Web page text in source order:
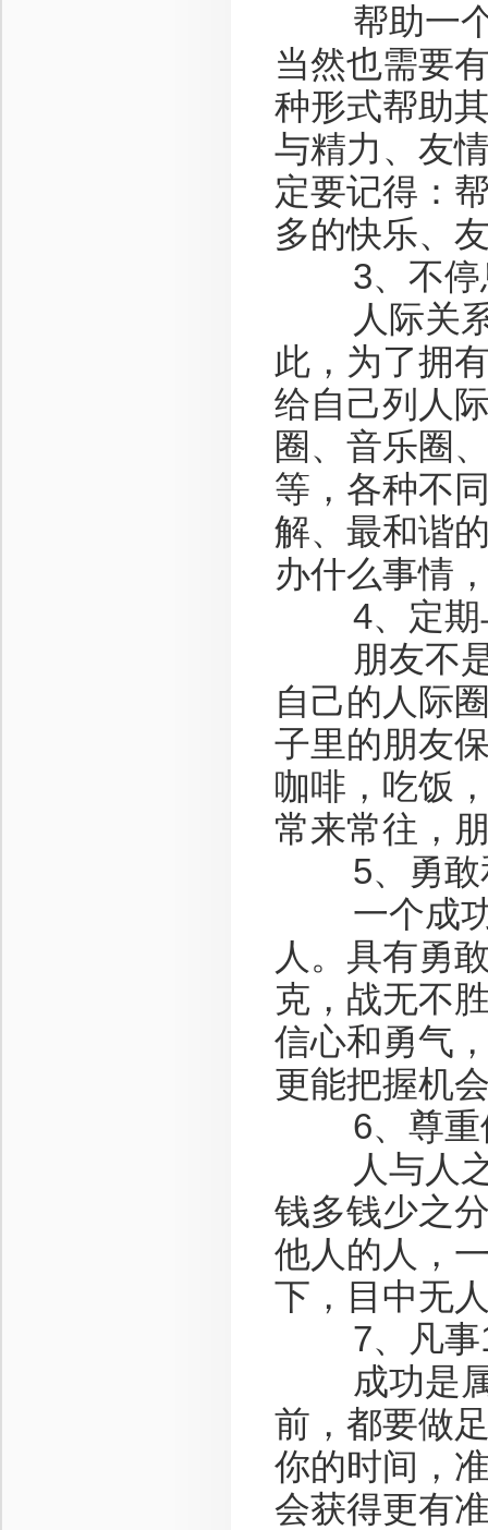
帮助一个
当然也需要
种形式帮助
与精力、友
定要记得：
多的快乐、
3、不停
人际关系
此，为了拥
给自己列人
圈、音乐圈
等，各种不
解、最和谐
办什么事情
4、定期
朋友不是
自己的人际
子里的朋友
咖啡，吃饭
常来常往，
5、勇敢
一个成功
人。具有勇
克，战无不
信心和勇气
更能把握机
6、尊重
人与人之
钱多钱少之
他人的人，
下，目中无
7、凡事
成功是属
前，都要做
你的时间，
会获得更有